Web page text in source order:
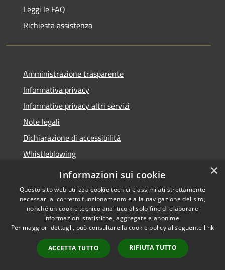
Leggi le FAQ
Richiesta assistenza
Amministrazione trasparente
Informativa privacy
Informative privacy altri servizi
Note legali
Dichiarazione di accessibilità
Whistleblowing
RSS
Accessibilità
Privacy
Mappa del sito
Copyright © 2026 • Comune di
Bussolengo • Powered by
Municipium•Accesso
redazione
×
Informazioni sui cookie
Questo sito web utilizza cookie tecnici e assimilati strettamente
necessari al corretto funzionamento e alla navigazione del sito,
nonché un cookie tecnico analitico al solo fine di elaborare
informazioni statistiche, aggregate e anonime.
Per maggiori dettagli, può consultare la cookie policy al seguente link
ACCETTA TUTTO RIFIUTA TUTTO